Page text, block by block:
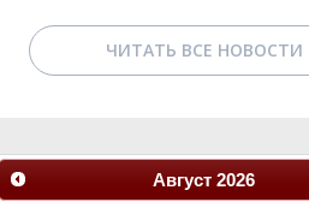
ЧИТАТЬ ВСЕ НОВОСТИ
Август 2026